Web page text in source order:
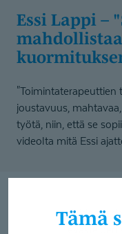
Tämä
Essi Lappi – "Suoriste­palk­kamalli
"Toimintaterapeuttien
joustavuus,
työtä, niin, että se
videolta mitä Essi
Videot
evästeiden